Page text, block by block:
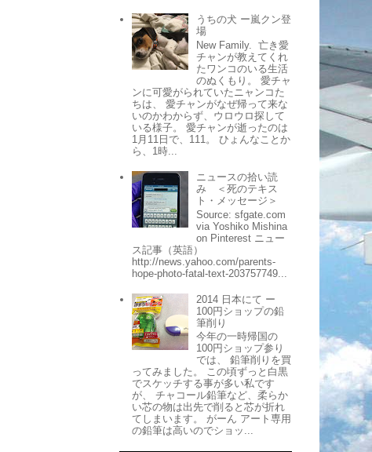
うちの犬 ー嵐クン登
場
New Family. 亡き愛
チャンが教えてくれ
たワンコのいる生活
のぬくもり。 愛チャ
ンに可愛がられていたニャンコた
ちは、 愛チャンがなぜ帰って来な
いのかわからず、ウロウロ探して
いる様子。 愛チャンが逝ったのは
1月11日で、111。 ひょんなことか
ら、1時...
ニュースの拾い読
み ＜死のテキス
ト・メッセージ＞
Source: sfgate.com
via Yoshiko Mishina
on Pinterest ニュー
ス記事（英語）
http://news.yahoo.com/parents-
hope-photo-fatal-text-203757749...
2014 日本にて ー
100円ショップの鉛
筆削り
今年の一時帰国の
100円ショップ参り
では、 鉛筆削りを買
ってみました。 この頃ずっと白黒
でスケッチする事が多い私です
が、 チャコール鉛筆など、柔らか
い芯の物は出先で削ると芯が折れ
てしまいます。 がーん アート専用
の鉛筆は高いのでショッ...